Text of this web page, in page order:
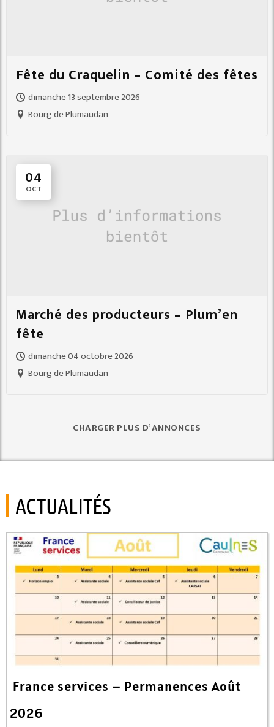
Fête du Craquelin – Comité des fêtes
dimanche 13 septembre 2026
Bourg de Plumaudan
04
OCT
Marché des producteurs – Plum’en
fête
dimanche 04 octobre 2026
Bourg de Plumaudan
CHARGER PLUS D’ANNONCES
ACTUALITÉS
France services – Permanences Août
2026